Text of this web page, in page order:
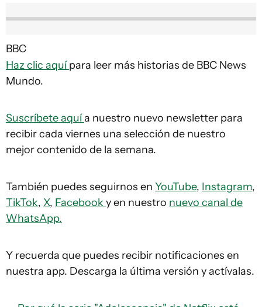
BBC
Haz clic aquípara leer más historias de BBC News
Mundo.
Suscríbete aquía nuestro nuevo newsletter para
recibir cada viernes una selección de nuestro
mejor contenido de la semana.
También puedes seguirnos en YouTube, Instagram,
TikTok, X, Facebook y en nuestro nuevo canal de
WhatsApp.
Y recuerda que puedes recibir notificaciones en
nuestra app. Descarga la última versión y actívalas.